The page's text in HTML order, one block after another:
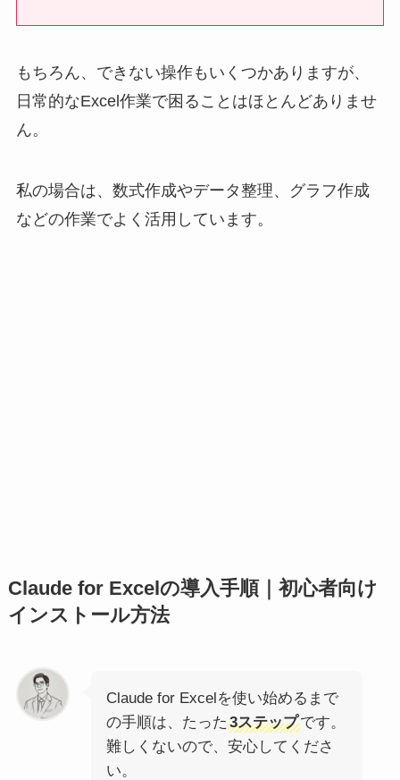
もちろん、できない操作もいくつかありますが、
日常的なExcel作業で困ることはほとんどありませ
ん。
私の場合は、数式作成やデータ整理、グラフ作成
などの作業でよく活用しています。
Claude for Excelの導入手順｜初心者向け
インストール方法
Claude for Excelを使い始めるまで
の手順は、たった 3ステップです。
難しくないので、安心してくださ
い。